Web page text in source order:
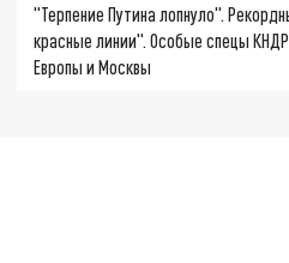
"Терпение Путина лопнуло".
красные линии". Особые спецы
Европы и Москвы